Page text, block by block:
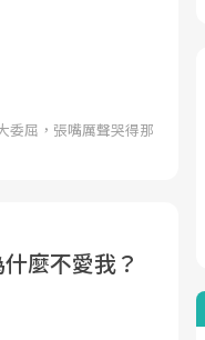
委屈，張嘴厲聲哭得那
麼不愛我？